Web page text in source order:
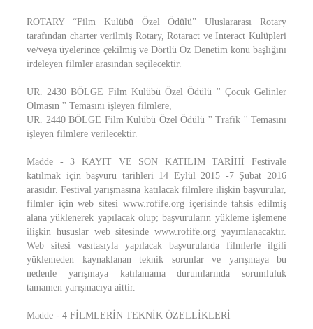
ROTARY “Film Kulübü Özel Ödülü” Uluslararası Rotary
tarafından charter verilmiş Rotary, Rotaract ve Interact Kulüpleri
ve/veya üyelerince çekilmiş ve Dörtlü Öz Denetim konu başlığını
irdeleyen filmler arasından seçilecektir.
UR. 2430 BÖLGE Film Kulübü Özel Ödülü '' Çocuk Gelinler
Olmasın '' Temasını işleyen filmlere,
UR. 2440 BÖLGE Film Kulübü Özel Ödülü '' Trafik '' Temasını
işleyen filmlere verilecektir.
Madde - 3 KAYIT VE SON KATILIM TARİHİ Festivale
katılmak için başvuru tarihleri 14 Eylül 2015 -7 Şubat 2016
arasıdır. Festival yarışmasına katılacak filmlere ilişkin başvurular,
filmler için web sitesi www.rofife.org içerisinde tahsis edilmiş
alana yüklenerek yapılacak olup; başvuruların yükleme işlemene
ilişkin hususlar web sitesinde www.rofife.org yayımlanacaktır.
Web sitesi vasıtasıyla yapılacak başvurularda filmlerle ilgili
yüklemeden kaynaklanan teknik sorunlar ve yarışmaya bu
nedenle yarışmaya katılamama durumlarında sorumluluk
tamamen yarışmacıya aittir.
Madde - 4 FİLMLERİN TEKNİK ÖZELLİKLERİ